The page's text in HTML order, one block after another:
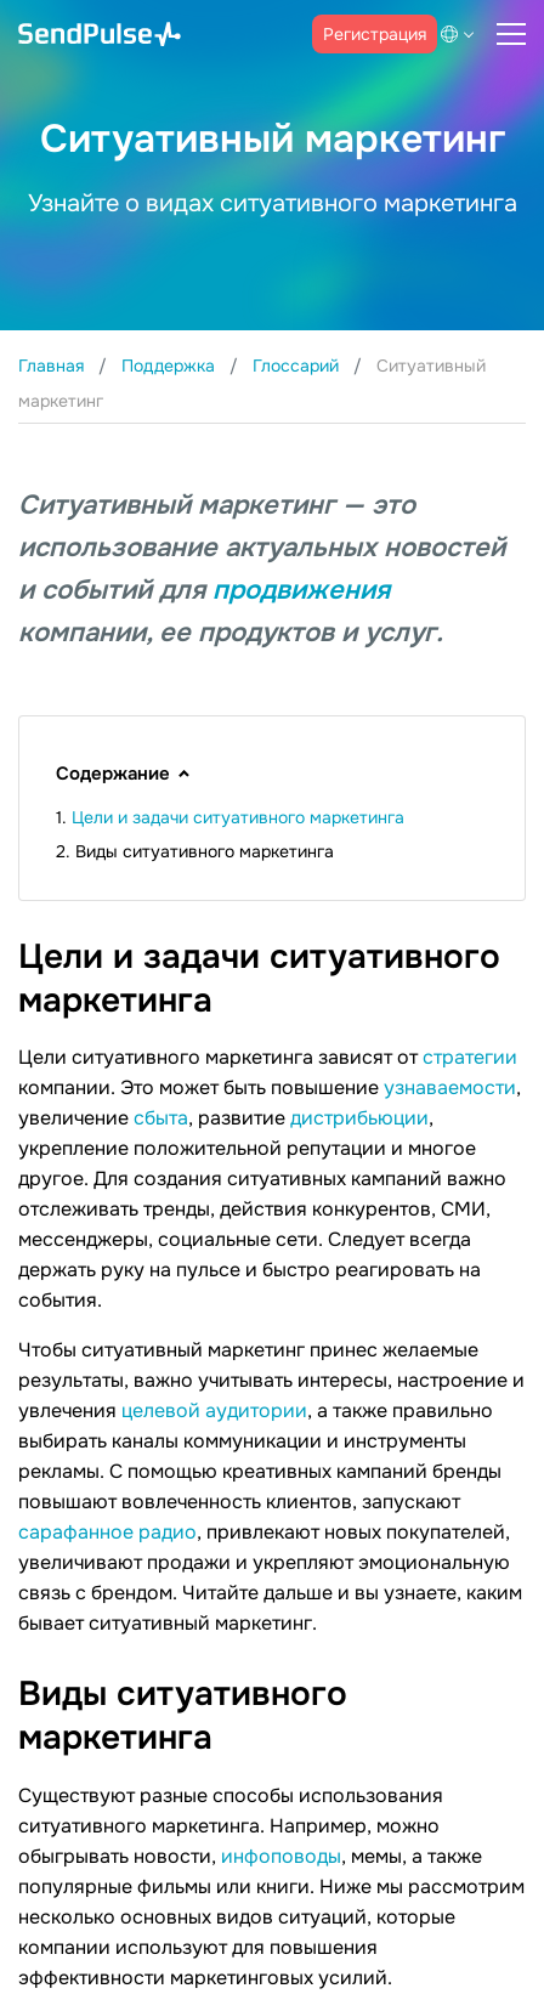
Регистрация
Ситуативный маркетинг
Узнайте о видах ситуативного маркетинга
Главная Поддержка Глоссарий
Ситуативный
маркетинг
Ситуативный маркетинг — это
использование актуальных новостей
и событий дляпродвижения
компании, ее продуктов и услуг.
Содержание
Цели и задачи ситуативного маркетинга
Виды ситуативного маркетинга
Цели и задачи ситуативного
маркетинга
Цели ситуативного маркетинга зависят отстратегии
компании. Это может быть повышениеузнаваемости,
увеличениесбыта, развитиедистрибьюции,
укрепление положительной репутации и многое
другое. Для создания ситуативных кампаний важно
отслеживать тренды, действия конкурентов, СМИ,
мессенджеры, социальные сети. Следует всегда
держать руку на пульсе и быстро реагировать на
события.
Чтобы ситуативный маркетинг принес желаемые
результаты, важно учитывать интересы, настроение и
увлечения целевой аудитории, а также правильно
выбирать каналы коммуникации и инструменты
рекламы. С помощью креативных кампаний бренды
повышают вовлеченность клиентов, запускают
сарафанное радио, привлекают новых покупателей,
увеличивают продажи и укрепляют эмоциональную
связь с брендом. Читайте дальше и вы узнаете, каким
бывает ситуативный маркетинг.
Виды ситуативного
маркетинга
Существуют разные способы использования
ситуативного маркетинга. Например, можно
обыгрывать новости, инфоповоды, мемы, а также
популярные фильмы или книги. Ниже мы рассмотрим
несколько основных видов ситуаций, которые
компании используют для повышения
эффективности маркетинговых усилий.